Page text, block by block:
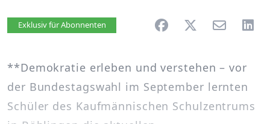
Artikel vorlesen
Exklusiv für Abonnenten
**Demokratie erleben und verstehen – vor
der Bundestagswahl im September lernten
Schüler des Kaufmännischen Schulzentrums